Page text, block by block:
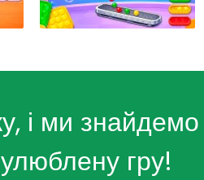
і ми
гру!